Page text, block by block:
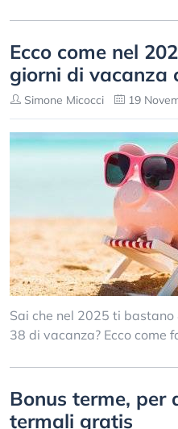
Ecco come nel
giorni di vacanza
Simone Micocci 19
Sai che nel 2025 ti
38 di vacanza? Ecco come
Bonus terme, per
termali gratis